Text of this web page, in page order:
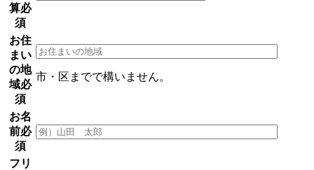
算必
須
お住
まい
の地
域必
須
市・区までで構いません。
お名
前必
須
フリ